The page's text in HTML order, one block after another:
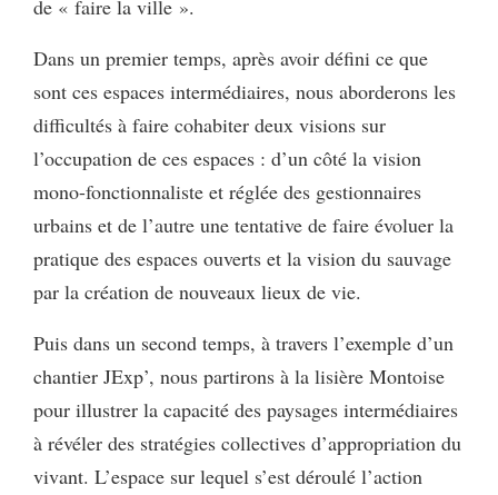
de « faire la ville ».
Dans un premier temps, après avoir défini ce que
sont ces espaces intermédiaires, nous aborderons les
difficultés à faire cohabiter deux visions sur
l’occupation de ces espaces : d’un côté la vision
mono-fonctionnaliste et réglée des gestionnaires
urbains et de l’autre une tentative de faire évoluer la
pratique des espaces ouverts et la vision du sauvage
par la création de nouveaux lieux de vie.
Puis dans un second temps, à travers l’exemple d’un
chantier JExp’, nous partirons à la lisière Montoise
pour illustrer la capacité des paysages intermédiaires
à révéler des stratégies collectives d’appropriation du
vivant. L’espace sur lequel s’est déroulé l’action